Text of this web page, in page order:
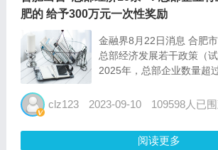
肥的 给予300万元一次性奖励
金融界8月22日消息 合肥
总部经济发展若干政策（
2025年，总部企业数量超
总部企业年度营业利润和
贡献不低于...
clz123 2023-09-10 109598人已
阅读更多